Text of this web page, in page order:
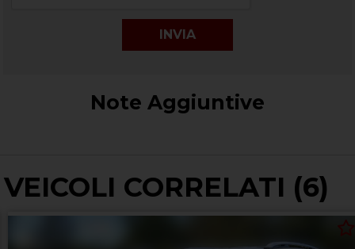
Note Aggiuntive
VEICOLI CORRELATI (6)